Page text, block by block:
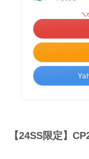
＼
【24SS限定】